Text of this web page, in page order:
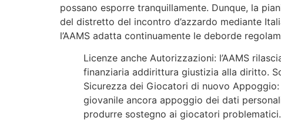
possano esporre tranquillamente. Dunque, la
del distretto del incontro d’azzardo mediante
l’AAMS adatta continuamente le deborde
Licenze anche Autorizzazioni: l’AAMS
finanziaria addirittura giustizia alla diritto.
Sicurezza dei Giocatori di nuovo
giovanile ancora appoggio dei dati
produrre sostegno ai giocatori